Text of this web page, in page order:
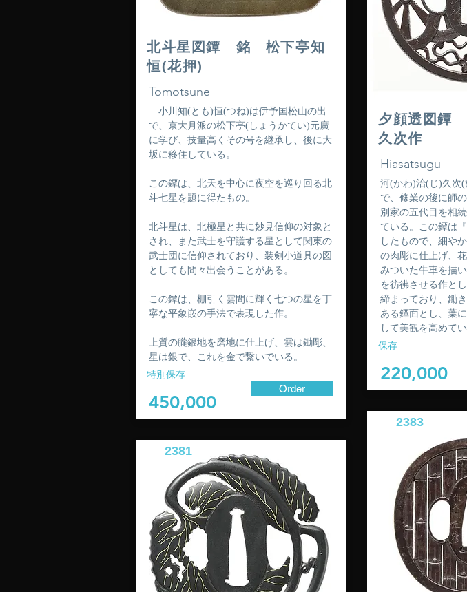
北斗星図鐔 銘 松下亭知
恒(花押)
Tomotsune
小川知(とも)恒(つね)は伊予国松山の出
で、京大月派の松下亭(しょうかてい)元廣
に学び、技量高くその号を継承し、後に大
坂に移住している。
この鐔は、北天を中心に夜空を巡り回る北
斗七星を題に得たもの。
北斗星は、北極星と共に妙見信仰の対象と
され、また武士を守護する星として関東の
武士団に信仰されており、装剣小道具の図
としても間々出会うことがある。
この鐔は、棚引く雲間に輝く七つの星を丁
寧な平象嵌の手法で表現した作。
上質の朧銀地を磨地に仕上げ、雲は鋤彫、
星は銀で、これを金で繋いでいる。
特別保存
450,000
Order
2381
夕顔透図
久次作
Hiasatsugu
河(かわ)治(じ)久次
で、修業の後に師
別家の五代目を相
ている。この鐔は
したもので、細や
の肉彫に仕上げ、
みついた牛車を描
を彷彿させる作と
締まっており、鋤
ある鐔面とし、葉
して美観を高めてい
保存
220,000
2383